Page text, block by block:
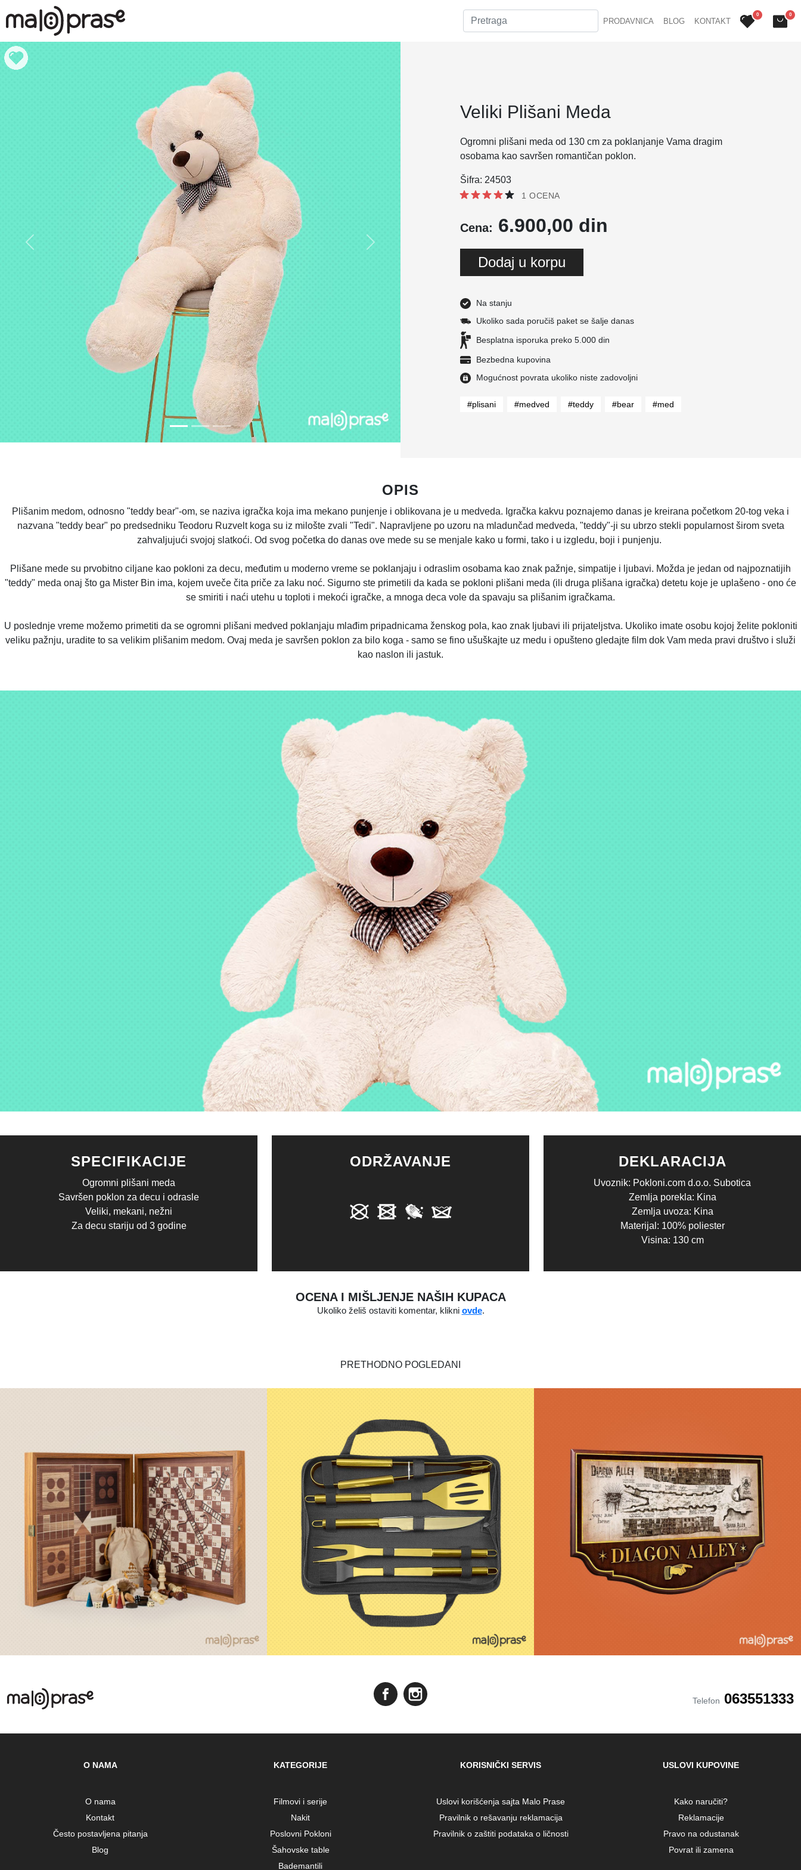
PRODAVNICA BLOG KONTAKT
0 0
Previous Next
Veliki Plišani Meda
Ogromni plišani meda od 130 cm za poklanjanje Vama dragim
osobama kao savršen romantičan poklon.
Šifra: 24503
1 OCENA
Cena: 6.900,00 din
Dodaj u korpu
Na stanju
Ukoliko sada poručiš paket se šalje danas
Besplatna isporuka preko 5.000 din
Bezbedna kupovina
Mogućnost povrata ukoliko niste zadovoljni
#plisani #medved #teddy #bear #med
OPIS
Plišanim medom, odnosno "teddy bear"-om, se naziva igračka koja ima mekano punjenje i oblikovana je u medveda. Igračka kakvu poznajemo danas je kreirana početkom 20-tog veka i
nazvana "teddy bear" po predsedniku Teodoru Ruzvelt koga su iz milošte zvali "Tedi". Napravljene po uzoru na mladunčad medveda, "teddy"-ji su ubrzo stekli popularnost širom sveta
zahvaljujući svojoj slatkoći. Od svog početka do danas ove mede su se menjale kako u formi, tako i u izgledu, boji i punjenju.
Plišane mede su prvobitno ciljane kao pokloni za decu, međutim u moderno vreme se poklanjaju i odraslim osobama kao znak pažnje, simpatije i ljubavi. Možda je jedan od najpoznatijih
"teddy" meda onaj što ga Mister Bin ima, kojem uveče čita priče za laku noć. Sigurno ste primetili da kada se pokloni plišani meda (ili druga plišana igračka) detetu koje je uplašeno - ono će
se smiriti i naći utehu u toploti i mekoći igračke, a mnoga deca vole da spavaju sa plišanim igračkama.
U poslednje vreme možemo primetiti da se ogromni plišani medved poklanjaju mlađim pripadnicama ženskog pola, kao znak ljubavi ili prijateljstva. Ukoliko imate osobu kojoj želite pokloniti
veliku pažnju, uradite to sa velikim plišanim medom. Ovaj meda je savršen poklon za bilo koga - samo se fino ušuškajte uz medu i opušteno gledajte film dok Vam meda pravi društvo i služi
kao naslon ili jastuk.
SPECIFIKACIJE
Ogromni plišani meda
Savršen poklon za decu i odrasle
Veliki, mekani, nežni
Za decu stariju od 3 godine
ODRŽAVANJE DEKLARACIJA
Uvoznik: Pokloni.com d.o.o. Subotica
Zemlja porekla: Kina
Zemlja uvoza: Kina
Materijal: 100% poliester
Visina: 130 cm
OCENA I MIŠLJENJE NAŠIH KUPACA
Ukoliko želiš ostaviti komentar, klikni ovde.
PRETHODNO POGLEDANI
Telefon 063551333
O NAMA
O nama
Kontakt
Često postavljena pitanja
Blog
KATEGORIJE
Filmovi i serije
Nakit
Poslovni Pokloni
Šahovske table
Bademantili
KORISNIČKI SERVIS
Uslovi korišćenja sajta Malo Prase
Pravilnik o rešavanju reklamacija
Pravilnik o zaštiti podataka o ličnosti
USLOVI KUPOVINE
Kako naručiti?
Reklamacije
Pravo na odustanak
Povrat ili zamena